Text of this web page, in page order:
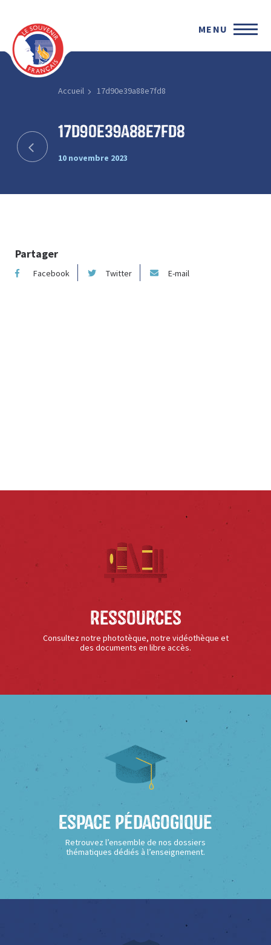
MENU
Accueil 17d90e39a88e7fd8
17d90e39a88e7fd8
10 novembre 2023
Partager
Facebook Twitter E-mail
Ressources
Consultez notre phototèque, notre vidéothèque et
des documents en libre accès.
Espace Pédagogique
Retrouvez l’ensemble de nos dossiers
thématiques dédiés à l’enseignement.